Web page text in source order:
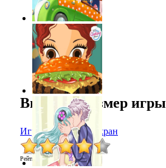
Выбрать размер игры
Играть в полный экран
Рейтинг :4.4/ 21